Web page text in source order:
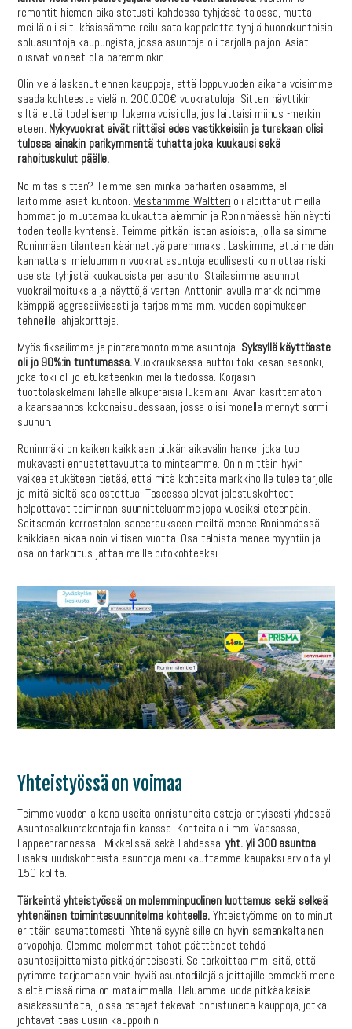
remontit hieman aikaistetusti kahdessa tyhjässä talossa, mutta
meillä oli silti käsissämme reilu sata kappaletta tyhjiä huonokuntoisia
soluasuntoja kaupungista, jossa asuntoja oli tarjolla paljon. Asiat
olisivat voineet olla paremminkin.
Olin vielä laskenut ennen kauppoja, että loppuvuoden aikana voisimme
saada kohteesta vielä n. 200.000€ vuokratuloja. Sitten näyttikin
siltä, että todellisempi lukema voisi olla, jos laittaisi miinus -merkin
eteen. Nykyvuokrat eivät riittäisi edes vastikkeisiin ja turskaan olisi
tulossa ainakin parikymmentä tuhatta joka kuukausi sekä
rahoituskulut päälle.
No mitäs sitten? Teimme sen minkä parhaiten osaamme, eli
laitoimme asiat kuntoon. Mestarimme Waltteri oli aloittanut meillä
hommat jo muutamaa kuukautta aiemmin ja Roninmäessä hän näytti
toden teolla kyntensä. Teimme pitkän listan asioista, joilla saisimme
Roninmäen tilanteen käännettyä paremmaksi. Laskimme, että meidän
kannattaisi mieluummin vuokrat asuntoja edullisesti kuin ottaa riski
useista tyhjistä kuukausista per asunto. Stailasimme asunnot
vuokrailmoituksia ja näyttöjä varten. Anttonin avulla markkinoimme
kämppiä aggressiivisesti ja tarjosimme mm. vuoden sopimuksen
tehneille lahjakortteja.
Myös fiksailimme ja pintaremontoimme asuntoja. Syksyllä käyttöaste
oli jo 90%:in tuntumassa.Vuokrauksessa auttoi toki kesän sesonki,
joka toki oli jo etukäteenkin meillä tiedossa. Korjasin
tuottolaskelmani lähelle alkuperäisiä lukemiani. Aivan käsittämätön
aikaansaannos kokonaisuudessaan, jossa olisi monella mennyt sormi
suuhun.
Roninmäki on kaiken kaikkiaan pitkän aikavälin hanke, joka tuo
mukavasti ennustettavuutta toimintaamme. On nimittäin hyvin
vaikea etukäteen tietää, että mitä kohteita markkinoille tulee tarjolle
ja mitä sieltä saa ostettua. Taseessa olevat jalostuskohteet
helpottavat toiminnan suunnitteluamme jopa vuosiksi eteenpäin.
Seitsemän kerrostalon saneeraukseen meiltä menee Roninmäessä
kaikkiaan aikaa noin viitisen vuotta. Osa taloista menee myyntiin ja
osa on tarkoitus jättää meille pitokohteeksi.
Yhteistyössä on voimaa
Teimme vuoden aikana useita onnistuneita ostoja erityisesti yhdessä
Asuntosalkunrakentaja.fi:n kanssa. Kohteita oli mm. Vaasassa,
Lappeenrannassa, Mikkelissä sekä Lahdessa,yht. yli 300 asuntoa.
Lisäksi uudiskohteista asuntoja meni kauttamme kaupaksi arviolta yli
150 kpl:ta.
Tärkeintä yhteistyössä on molemminpuolinen luottamus sekä selkeä
yhtenäinen toimintasuunnitelma kohteelle.Yhteistyömme on toiminut
erittäin saumattomasti. Yhtenä syynä sille on hyvin samankaltainen
arvopohja. Olemme molemmat tahot päättäneet tehdä
asuntosijoittamista pitkäjänteisesti. Se tarkoittaa mm. sitä, että
pyrimme tarjoamaan vain hyviä asuntodiilejä sijoittajille emmekä mene
sieltä missä rima on matalimmalla. Haluamme luoda pitkäaikaisia
asiakassuhteita, joissa ostajat tekevät onnistuneita kauppoja, jotka
johtavat taas uusiin kauppoihin.